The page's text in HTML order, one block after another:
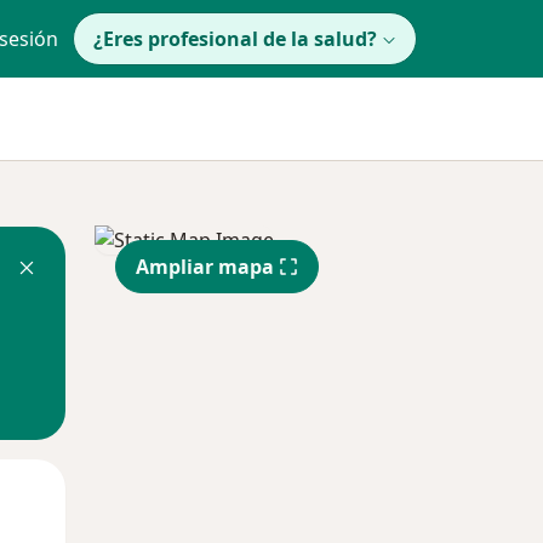
¿Eres profesional de la salud?
Ampliar mapa